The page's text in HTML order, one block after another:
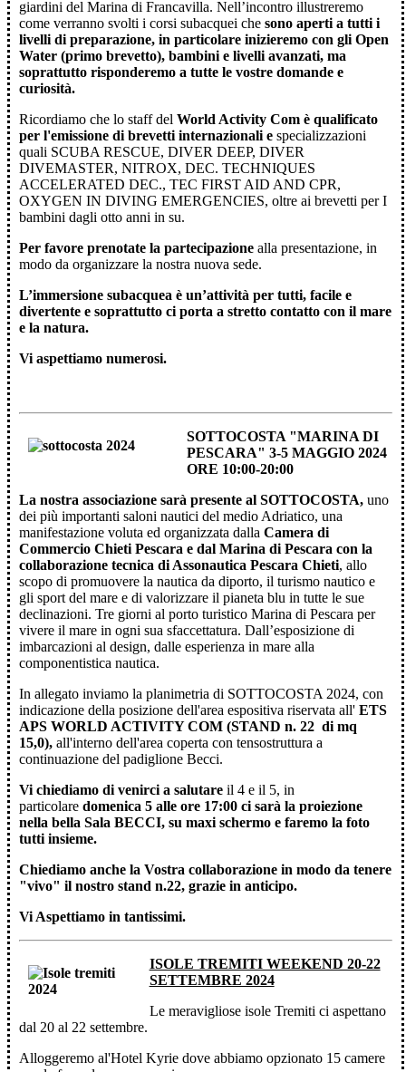
giardini del Marina di Francavilla. Nell’incontro illustreremo
come verranno svolti i corsi subacquei che sono aperti a tutti i
livelli di preparazione, in particolare inizieremo con gli Open
Water (primo brevetto), bambini e livelli avanzati, ma
soprattutto risponderemo a tutte le vostre domande e
curiosità.
Ricordiamo che lo staff del World Activity Com è qualificato
per l'emissione di brevetti internazionali e specializzazioni
quali SCUBA RESCUE, DIVER DEEP, DIVER
DIVEMASTER, NITROX, DEC. TECHNIQUES
ACCELERATED DEC., TEC FIRST AID AND CPR,
OXYGEN IN DIVING EMERGENCIES, oltre ai brevetti per I
bambini dagli otto anni in su.
Per favore prenotate la partecipazione alla presentazione, in
modo da organizzare la nostra nuova sede.
L’immersione subacquea è un’attività per tutti, facile e
divertente e soprattutto ci porta a stretto contatto con il mare
e la natura.
Vi aspettiamo numerosi.
SOTTOCOSTA "MARINA DI
PESCARA" 3-5 MAGGIO 2024
ORE 10:00-20:00
La nostra associazione sarà presente al SOTTOCOSTA, uno
dei più importanti saloni nautici del medio Adriatico, una
manifestazione voluta ed organizzata dalla Camera di
Commercio Chieti Pescara e dal Marina di Pescara con la
collaborazione tecnica di Assonautica Pescara Chieti, allo
scopo di promuovere la nautica da diporto, il turismo nautico e
gli sport del mare e di valorizzare il pianeta blu in tutte le sue
declinazioni. Tre giorni al porto turistico Marina di Pescara per
vivere il mare in ogni sua sfaccettatura. Dall’esposizione di
imbarcazioni al design, dalle esperienza in mare alla
componentistica nautica.
In allegato inviamo la planimetria di SOTTOCOSTA 2024, con
indicazione della posizione dell'area espositiva riservata all' ETS
APS WORLD ACTIVITY COM (STAND n. 22 di mq
15,0), all'interno dell'area coperta con tensostruttura a
continuazione del padiglione Becci.
Vi chiediamo di venirci a salutare il 4 e il 5, in
particolare domenica 5 alle ore 17:00 ci sarà la proiezione
nella bella Sala BECCI, su maxi schermo e faremo la foto
tutti insieme.
Chiediamo anche la Vostra collaborazione in modo da tenere
"vivo" il nostro stand n.22, grazie in anticipo.
Vi Aspettiamo in tantissimi.
ISOLE TREMITI WEEKEND 20-22
SETTEMBRE 2024
Le meravigliose isole Tremiti ci aspettano
dal 20 al 22 settembre.
Alloggeremo al'Hotel Kyrie dove abbiamo opzionato 15 camere